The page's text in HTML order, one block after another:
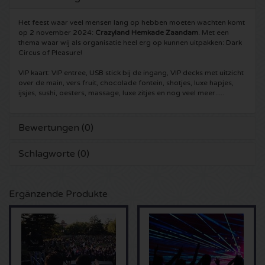
5 Seconds of Summer Karten
Simple Minds Karten
Toto Karten
Louis Tomlinson Karten
Tom Jones Karten
Ed Sheeran Karten
Pinkpop karten
Dance Valley Karten
Intents Karten
WOO HAH Karten
Free Your Mind Festival Karten
Strafwerk Karten
Crazyland Karten
Hardcore4life Karten
Shockerz Karten
Verknipt Karten
DLDK Karten
Above Beyond Karten
Het feest waar veel mensen lang op hebben moeten wachten komt
op 2 november 2024: Crazyland Hemkade Zaandam. Met een
thema waar wij als organisatie heel erg op kunnen uitpakken: Dark
Circus of Pleasure!
VIP kaart: VIP entree, USB stick bij de ingang, VIP decks met uitzicht
over de main, vers fruit, chocolade fontein, shotjes, luxe hapjes,
ijsjes, sushi, oesters, massage, luxe zitjes en nog veel meer.....
Bewertungen (0)
Schlagworte (0)
Ergänzende Produkte